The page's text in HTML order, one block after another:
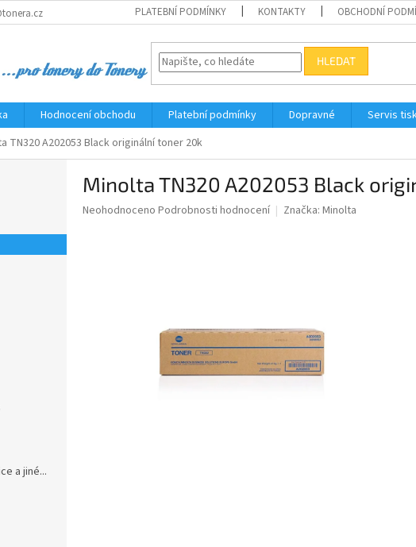
PLATEBNÍ PODMÍNKY KONTAKTY OBCHODNÍ
HLEDAT
Hodnocení obchodu Platební podmínky Dopravné Servis
TN320 A202053 Black originální toner 20k
a jiné...
Minolta TN320 A202053 Black
Průměrné
Neohodnoceno Podrobnosti hodnocení Značka: Minolta